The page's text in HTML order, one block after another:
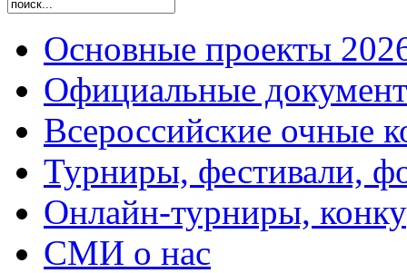
Основные проекты
Официальные
Всероссийские очные
Турниры, фестивали,
Онлайн-турниры,
СМИ о нас